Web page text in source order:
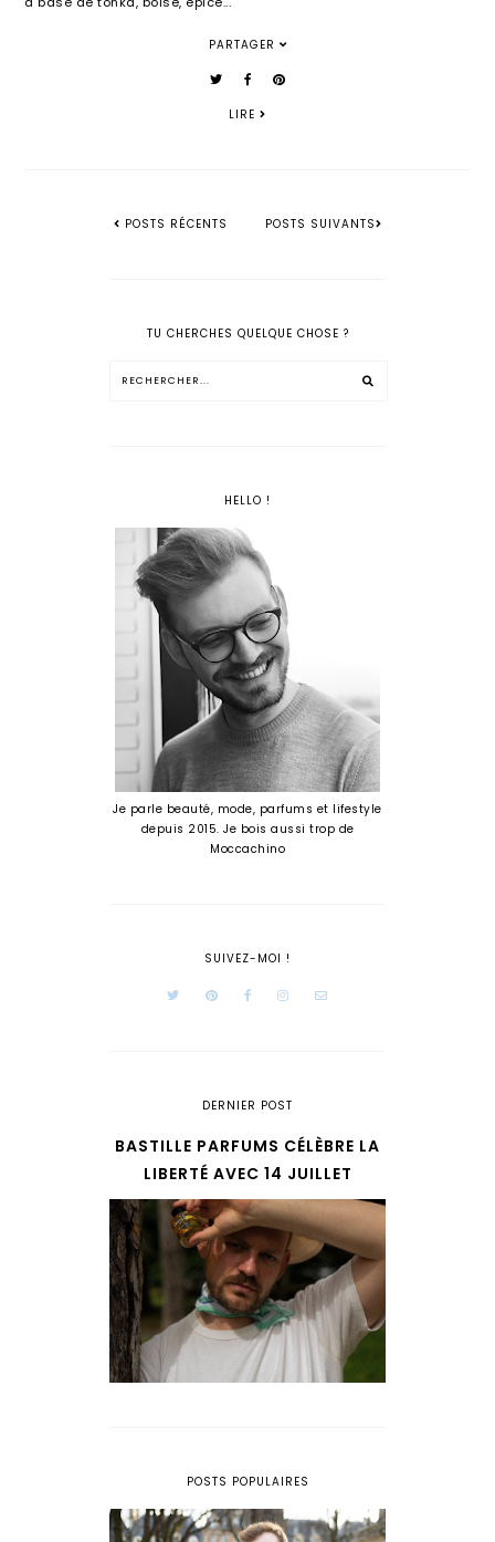
PARTAGER
LIRE
POSTS RÉCENTS POSTS SUIVANTS
TU CHERCHES QUELQUE CHOSE ?
HELLO !
Je parle beauté, mode, parfums et lifestyle
depuis 2015. Je bois aussi trop de
Moccachino
SUIVEZ-MOI !
DERNIER POST
BASTILLE PARFUMS CÉLÈBRE LA
LIBERTÉ AVEC 14 JUILLET
POSTS POPULAIRES